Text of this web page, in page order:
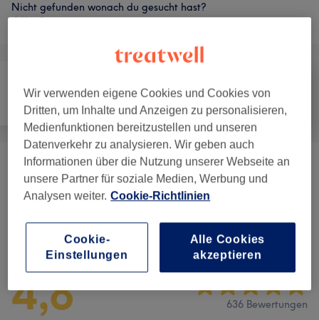
Nicht gefunden wonach du gesucht hast?
Alle Services
Gesicht Massage Körper
Körperbehandlungen 1 ab 30 €
Salonbewertungen
4,8 636 Bewertungen
Wir verwenden eigene Cookies und Cookies von
Dritten, um Inhalte und Anzeigen zu personalisieren,
Medienfunktionen bereitzustellen und unseren
Datenverkehr zu analysieren. Wir geben auch
Informationen über die Nutzung unserer Webseite an
unsere Partner für soziale Medien, Werbung und
Analysen weiter. Cookie-Richtlinien
Cookie-
Einstellungen
Alle Cookies
akzeptieren